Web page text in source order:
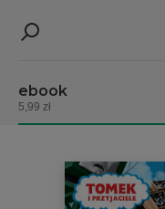
ebook
5,99 zł